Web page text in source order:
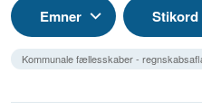
Emner Stikord
Kommunale fællesskaber -